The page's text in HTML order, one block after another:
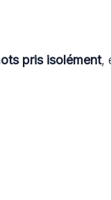
pris isolément,